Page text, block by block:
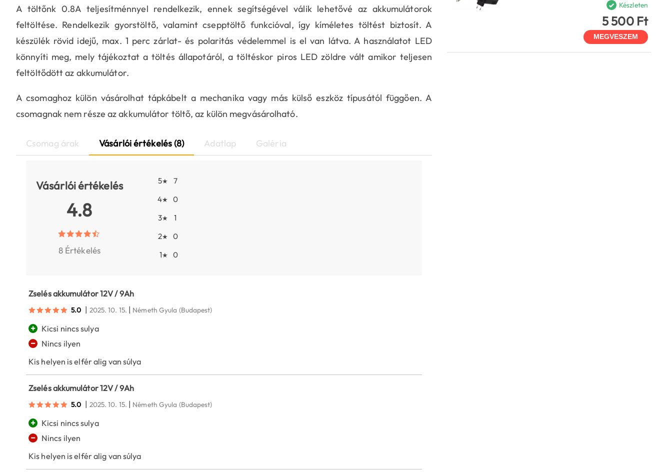
A töltőnk 0.8A teljesítménnyel rendelkezik, ennek segítségével válik lehetővé az akkumulátorok
feltöltése. Rendelkezik gyorstöltő, valamint csepptöltő funkcióval, így kíméletes töltést biztosít. A
készülék rövid idejű, max. 1 perc zárlat- és polaritás védelemmel is el van látva. A használatot LED
könnyíti meg, mely tájékoztat a töltés állapotáról, a töltéskor piros LED zöldre vált amikor teljesen
feltöltődött az akkumulátor.
A csomaghoz külön vásárolhat tápkábelt a mechanika vagy más külső eszköz típusától függően. A
csomagnak nem része az akkumulátor töltő, az külön megvásárolható.
Csomag árak Vásárlói értékelés (8) Adatlap Galéria
Vásárlói értékelés
4.8
8 Értékelés
5★
7
4★
0
3★
1
2★
0
1★ 0
Zselés akkumulátor 12V / 9Ah
5.0 | 2025. 10. 15. | Németh Gyula (Budapest)
+ Kicsi nincs sulya
−
Nincs ilyen
Kis helyen is elfér alig van súlya
Zselés akkumulátor 12V / 9Ah
5.0 | 2025. 10. 15. | Németh Gyula (Budapest)
+ Kicsi nincs sulya
−
Nincs ilyen
Kis helyen is elfér alig van súlya
Készleten
5 500 Ft
MEGVESZEM